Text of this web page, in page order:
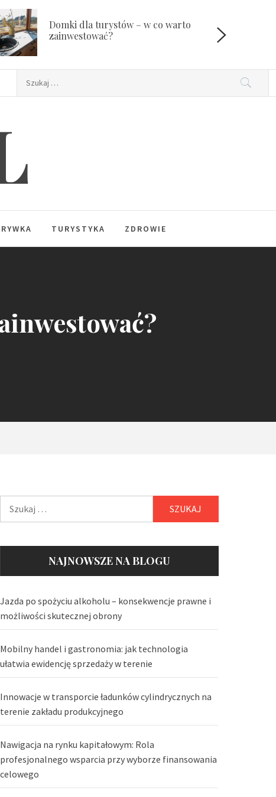
Domki dla turystów – w co warto
zainwestować?
TURYSTYKA ZDROWIE
NAJNOWSZE NA BLOGU
Jazda po spożyciu alkoholu – konsekwencje prawne i
możliwości skutecznej obrony
Mobilny handel i gastronomia: jak technologia
ułatwia ewidencję sprzedaży w terenie
Innowacje w transporcie ładunków cylindrycznych na
terenie zakładu produkcyjnego
Nawigacja na rynku kapitałowym: Rola
profesjonalnego wsparcia przy wyborze finansowania
celowego